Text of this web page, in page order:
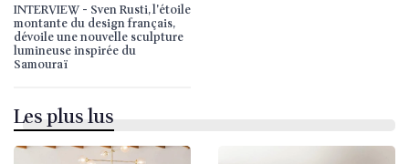
INTERVIEW - Sven Rusti, l'étoile
montante du design français,
dévoile une nouvelle sculpture
lumineuse inspirée du
Samouraï
Les plus lus